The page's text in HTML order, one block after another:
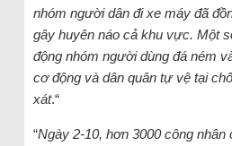
nhóm người dân đi xe máy đã
gây huyên náo cả khu vực. Một
động nhóm người dùng đá ném
cơ động và dân quân tự vệ tại
xát.“
“Ngày 2-10, hơn 3000 công nhân